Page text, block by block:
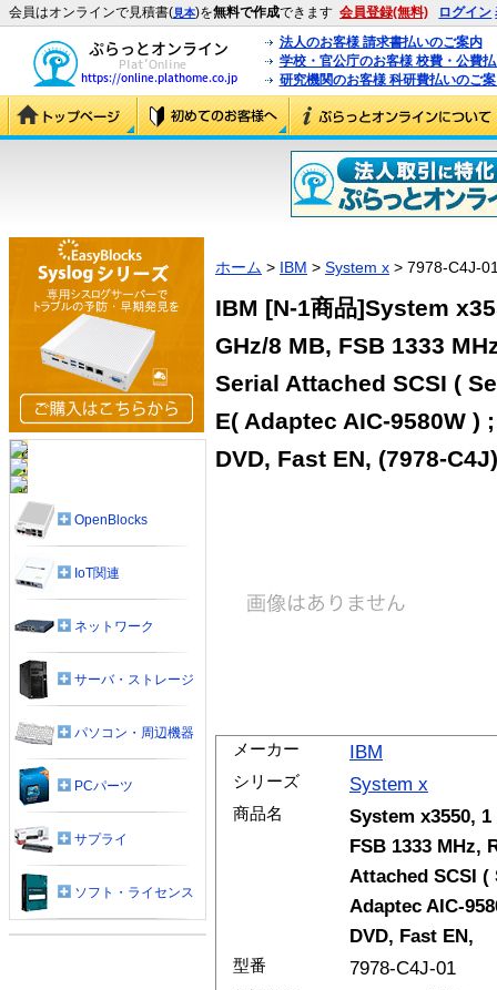
会員はオンラインで見積書(見本)を無料で作成できます 会員登録(無料) ログイン
法人のお客様 請求書払いのご案内
学校・官公庁のお客様 校費・公費
研究機関のお客様 科研費払いのご
ホーム > IBM > System x > 7978-C4J-
IBM [N-1商品]System
GHz/8 MB, FSB 1333
Serial Attached SCSI (
E( Adaptec AIC-9580W )
DVD, Fast EN, (7978-C4J)
メーカー IBM
シリーズ System x
商品名
System x3550,
FSB 1333 MHz,
Attached SCSI (
Adaptec AIC-
DVD, Fast EN,
型番 7978-C4J-01
OpenBlocks
IoT関連
ネットワーク
サーバ・ストレージ
パソコン・周辺機器
PCパーツ
サプライ
ソフト・ライセンス